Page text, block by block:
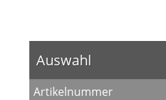
Auswahl
Artikelnummer